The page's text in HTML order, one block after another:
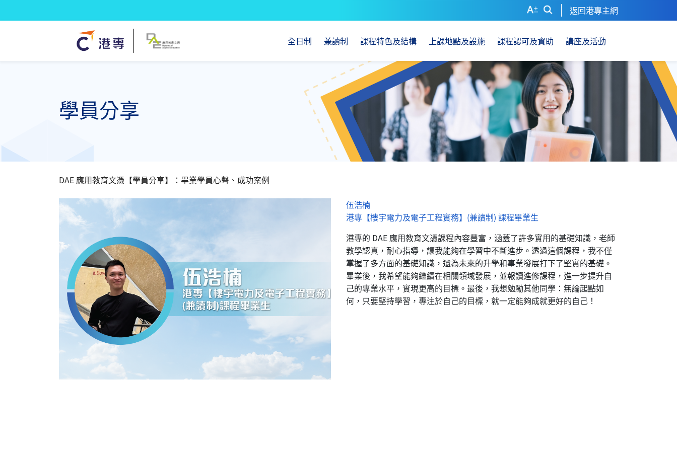
返回港專主網
全日制 兼讀制 課程特色及結構 上課地點及設施 課程認可及資助 講座及活動
學員分享
DAE 應用教育文憑【學員分享】：畢業學員心聲、成功案例
伍浩楠
港專【樓宇電力及電子工程實務】(兼讀制) 課程畢業生
港專的 DAE 應用教育文憑課程內容豐富，涵蓋了許多實用的基礎知識，老師
教學認真，耐心指導，讓我能夠在學習中不斷進步。透過這個課程，我不僅
掌握了多方面的基礎知識，還為未來的升學和事業發展打下了堅實的基礎。
畢業後，我希望能夠繼續在相關領域發展，並報讀進修課程，進一步提升自
己的專業水平，實現更高的目標。最後，我想勉勵其他同學：無論起點如
何，只要堅持學習，專注於自己的目標，就一定能夠成就更好的自己！